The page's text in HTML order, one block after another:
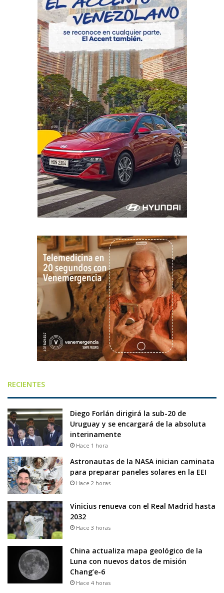
RECIENTES
Diego Forlán dirigirá la sub-20 de
Uruguay y se encargará de la absoluta
interinamente
Hace 1 hora
Astronautas de la NASA inician caminata
para preparar paneles solares en la EEI
Hace 2 horas
Vinicius renueva con el Real Madrid hasta
2032
Hace 3 horas
China actualiza mapa geológico de la
Luna con nuevos datos de misión
Chang’e-6
Hace 4 horas